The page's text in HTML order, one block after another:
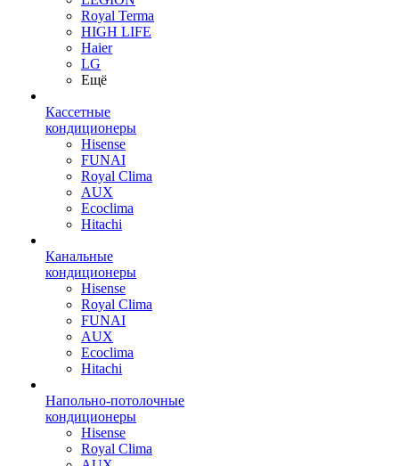
Royal Terma
HIGH LIFE
Haier
LG
Ещё
Кассетные
кондиционеры
Hisense
FUNAI
Royal Clima
AUX
Ecoclima
Hitachi
Канальные
кондиционеры
Hisense
Royal Clima
FUNAI
AUX
Ecoclima
Hitachi
Напольно-потолочные
кондиционеры
Hisense
Royal Clima